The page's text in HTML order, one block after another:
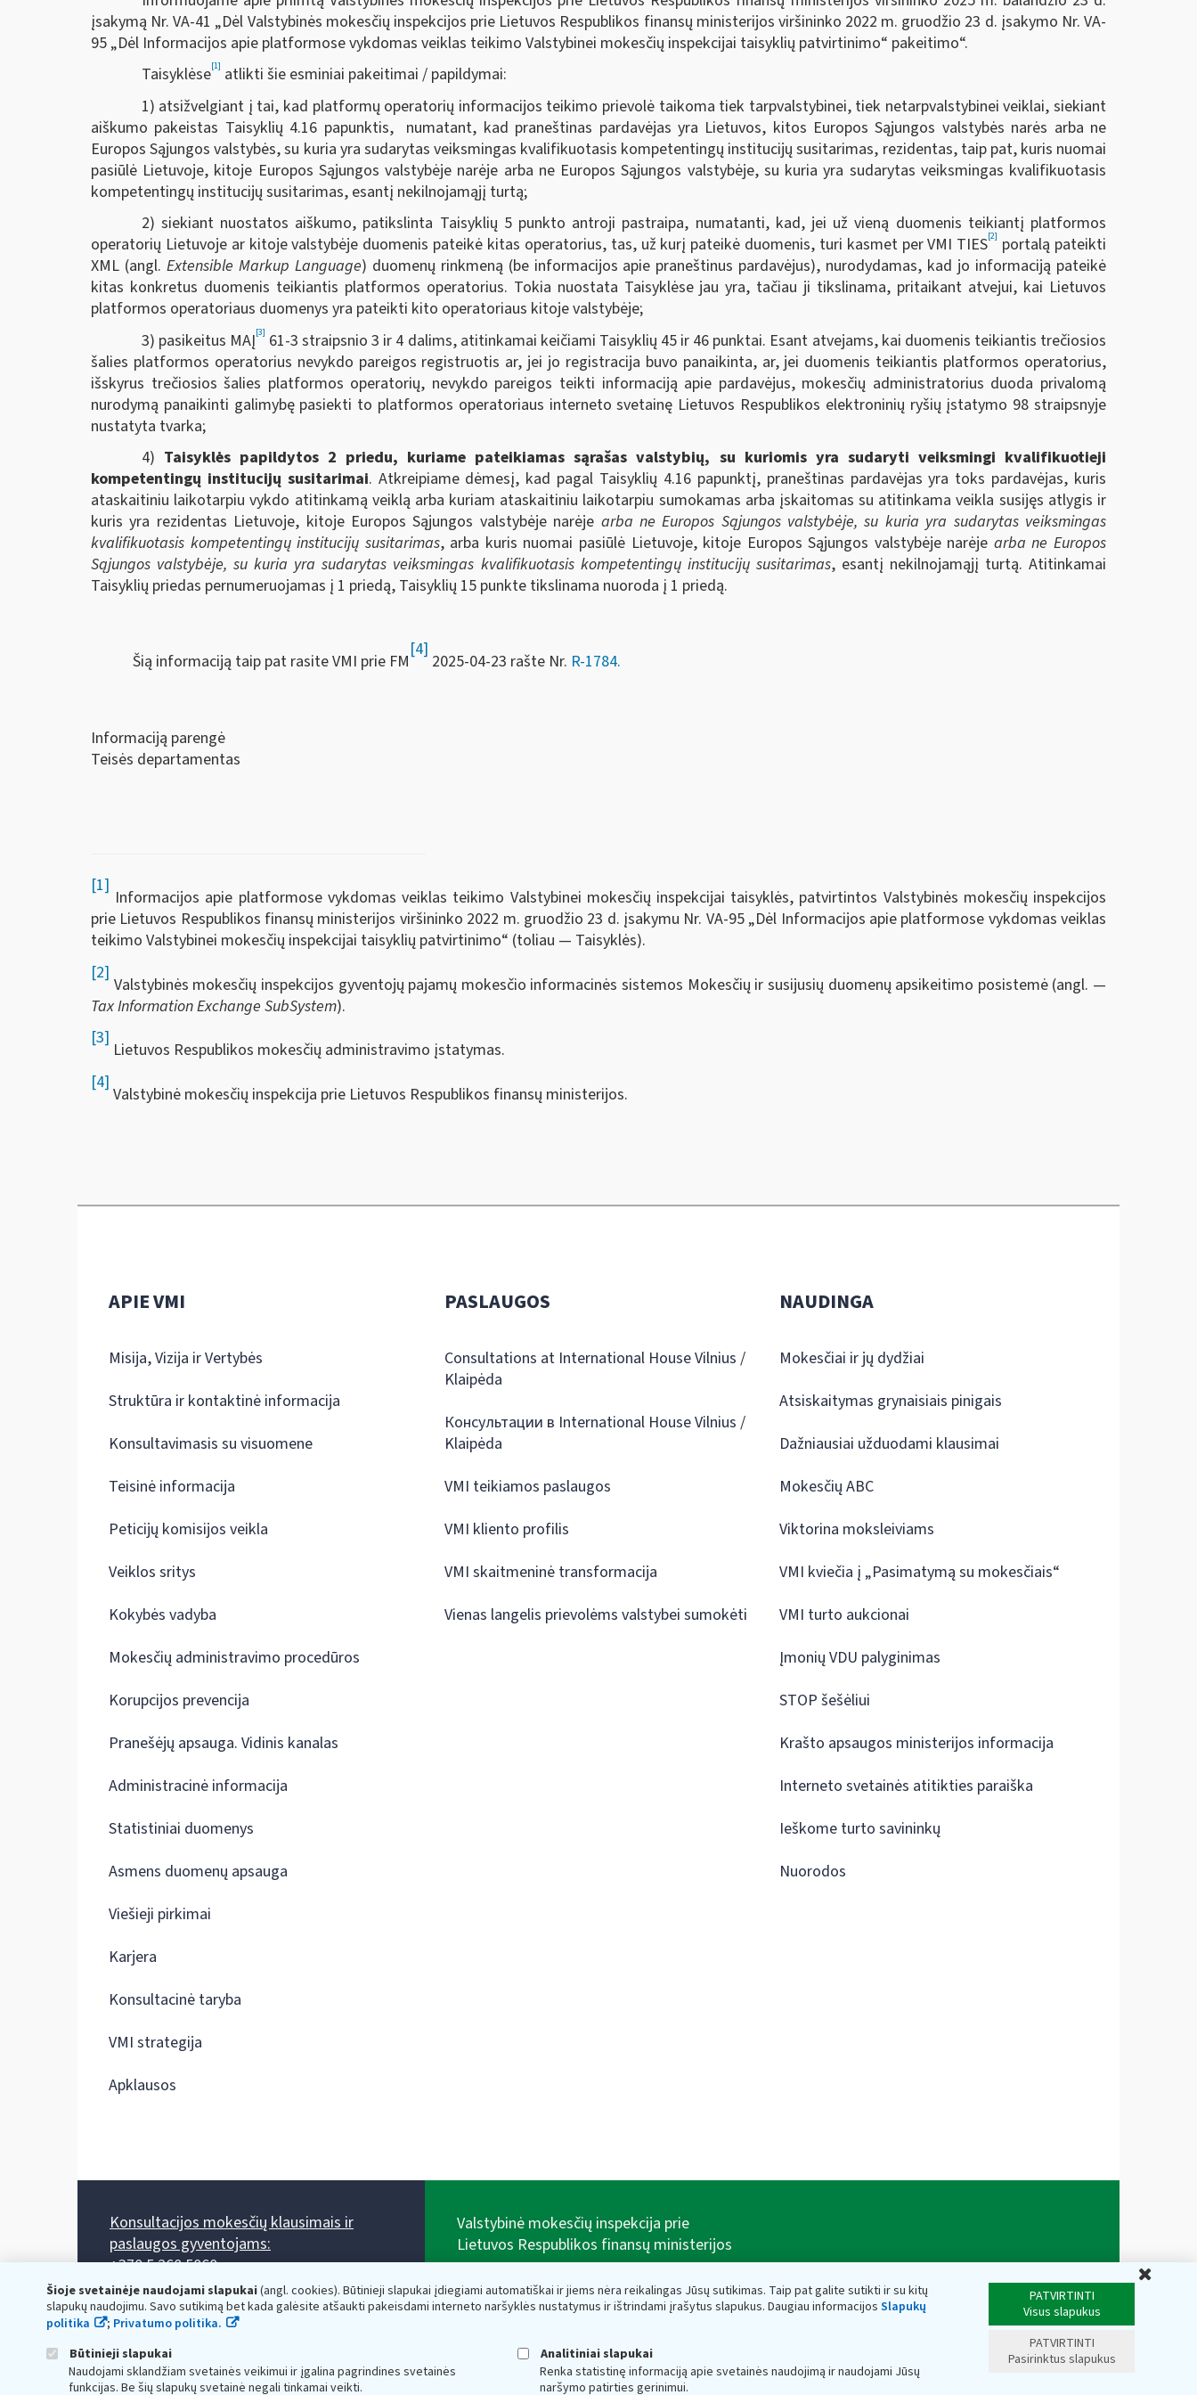
įsakymą Nr. VA-41 „Dėl Valstybinės mokesčių inspekcijos prie Lietuvos Respublikos finansų ministerijos viršininko 2022 m. gruodžio 23 d. įsakymo Nr. VA-
95 „Dėl Informacijos apie platformose vykdomas veiklas teikimo Valstybinei mokesčių inspekcijai taisyklių patvirtinimo“ pakeitimo“.
Taisyklėse[1] atlikti šie esminiai pakeitimai / papildymai:
1) atsižvelgiant į tai, kad platformų operatorių informacijos teikimo prievolė taikoma tiek tarpvalstybinei, tiek netarpvalstybinei veiklai, siekiant
aiškumo pakeistas Taisyklių 4.16 papunktis, numatant, kad praneštinas pardavėjas yra Lietuvos, kitos Europos Sąjungos valstybės narės arba ne
Europos Sąjungos valstybės, su kuria yra sudarytas veiksmingas kvalifikuotasis kompetentingų institucijų susitarimas, rezidentas, taip pat, kuris nuomai
pasiūlė Lietuvoje, kitoje Europos Sąjungos valstybėje narėje arba ne Europos Sąjungos valstybėje, su kuria yra sudarytas veiksmingas kvalifikuotasis
kompetentingų institucijų susitarimas, esantį nekilnojamąjį turtą;
2) siekiant nuostatos aiškumo, patikslinta Taisyklių 5 punkto antroji pastraipa, numatanti, kad, jei už vieną duomenis teikiantį platformos
operatorių Lietuvoje ar kitoje valstybėje duomenis pateikė kitas operatorius, tas, už kurį pateikė duomenis, turi kasmet per VMI TIES[2] portalą pateikti
XML (angl. Extensible Markup Language) duomenų rinkmeną (be informacijos apie praneštinus pardavėjus), nurodydamas, kad jo informaciją pateikė
kitas konkretus duomenis teikiantis platformos operatorius. Tokia nuostata Taisyklėse jau yra, tačiau ji tikslinama, pritaikant atvejui, kai Lietuvos
platformos operatoriaus duomenys yra pateikti kito operatoriaus kitoje valstybėje;
3) pasikeitus MAĮ[3] 61-3 straipsnio 3 ir 4 dalims, atitinkamai keičiami Taisyklių 45 ir 46 punktai. Esant atvejams, kai duomenis teikiantis trečiosios
šalies platformos operatorius nevykdo pareigos registruotis ar, jei jo registracija buvo panaikinta, ar, jei duomenis teikiantis platformos operatorius,
išskyrus trečiosios šalies platformos operatorių, nevykdo pareigos teikti informaciją apie pardavėjus, mokesčių administratorius duoda privalomą
nurodymą panaikinti galimybę pasiekti to platformos operatoriaus interneto svetainę Lietuvos Respublikos elektroninių ryšių įstatymo 98 straipsnyje
nustatyta tvarka;
4) Taisyklės papildytos 2 priedu, kuriame pateikiamas sąrašas valstybių, su kuriomis yra sudaryti veiksmingi kvalifikuotieji
kompetentingų institucijų susitarimai. Atkreipiame dėmesį, kad pagal Taisyklių 4.16 papunktį, praneštinas pardavėjas yra toks pardavėjas, kuris
ataskaitiniu laikotarpiu vykdo atitinkamą veiklą arba kuriam ataskaitiniu laikotarpiu sumokamas arba įskaitomas su atitinkama veikla susijęs atlygis ir
kuris yra rezidentas Lietuvoje, kitoje Europos Sąjungos valstybėje narėje arba ne Europos Sąjungos valstybėje, su kuria yra sudarytas veiksmingas
kvalifikuotasis kompetentingų institucijų susitarimas, arba kuris nuomai pasiūlė Lietuvoje, kitoje Europos Sąjungos valstybėje narėje arba ne Europos
Sąjungos valstybėje, su kuria yra sudarytas veiksmingas kvalifikuotasis kompetentingų institucijų susitarimas, esantį nekilnojamąjį turtą. Atitinkamai
Taisyklių priedas pernumeruojamas į 1 priedą, Taisyklių 15 punkte tikslinama nuoroda į 1 priedą.
Šią informaciją taip pat rasite VMI prie FM
[4]
2025-04-23 rašte Nr. R-1784.
Informaciją parengė
Teisės departamentas
[1]
Informacijos apie platformose vykdomas veiklas teikimo Valstybinei mokesčių inspekcijai taisyklės, patvirtintos Valstybinės mokesčių inspekcijos
prie Lietuvos Respublikos finansų ministerijos viršininko 2022 m. gruodžio 23 d. įsakymu Nr. VA-95 „Dėl Informacijos apie platformose vykdomas veiklas
teikimo Valstybinei mokesčių inspekcijai taisyklių patvirtinimo“ (toliau — Taisyklės).
[2]
Valstybinės mokesčių inspekcijos gyventojų pajamų mokesčio informacinės sistemos Mokesčių ir susijusių duomenų apsikeitimo posistemė (angl. —
Tax Information Exchange SubSystem).
[3]
Lietuvos Respublikos mokesčių administravimo įstatymas.
[4]
Valstybinė mokesčių inspekcija prie Lietuvos Respublikos finansų ministerijos.
Šioje svetainėje naudojami slapukai(angl. cookies). Būtinieji slapukai įdiegiami automatiškai ir jiems nėra reikalingas Jūsų sutikimas. Taip pat galite sutikti ir su kitų
slapukų naudojimu. Savo sutikimą bet kada galėsite atšaukti pakeisdami interneto naršyklės nustatymus ir ištrindami įrašytus slapukus. Daugiau informacijos Slapukų
politika
; Privatumo politika.
Būtinieji slapukai
Naudojami sklandžiam svetainės veikimui ir įgalina pagrindines svetainės
funkcijas. Be šių slapukų svetainė negali tinkamai veikti.
Analitiniai slapukai
Renka statistinę informaciją apie svetainės naudojimą ir naudojami Jūsų
naršymo patirties gerinimui.
PATVIRTINTI
Visus slapukus
PATVIRTINTI
Pasirinktus slapukus
APIE VMI
Misija, Vizija ir Vertybės
Struktūra ir kontaktinė informacija
Konsultavimasis su visuomene
Teisinė informacija
Peticijų komisijos veikla
Veiklos sritys
Kokybės vadyba
Mokesčių administravimo procedūros
Korupcijos prevencija
Pranešėjų apsauga. Vidinis kanalas
Administracinė informacija
Statistiniai duomenys
Asmens duomenų apsauga
Viešieji pirkimai
Karjera
Konsultacinė taryba
VMI strategija
Apklausos
PASLAUGOS
Consultations at International House Vilnius /
Klaipėda
Консультации в International House Vilnius /
Klaipėda
VMI teikiamos paslaugos
VMI kliento profilis
VMI skaitmeninė transformacija
Vienas langelis prievolėms valstybei sumokėti
NAUDINGA
Mokesčiai ir jų dydžiai
Atsiskaitymas grynaisiais pinigais
Dažniausiai užduodami klausimai
Mokesčių ABC
Viktorina moksleiviams
VMI kviečia į „Pasimatymą su mokesčiais“
VMI turto aukcionai
Įmonių VDU palyginimas
STOP šešėliui
Krašto apsaugos ministerijos informacija
Interneto svetainės atitikties paraiška
Ieškome turto savininkų
Nuorodos
Konsultacijos mokesčių klausimais ir
paslaugos gyventojams:
+370 5 260 5060
Darbo laikas: I-IV 8.00-17.00, V 8.00-15.45.
Prieššventinę dieną - viena valanda trumpiau.
Kiekvieno mėnesio antrą penktadienį 8.00 val. - 12.00 val.
Mano VMI
Valstybinė mokesčių inspekcija prie
Lietuvos Respublikos finansų ministerijos
adresas: Vasario 16-osios g. 14, 01107 Vilnius, Lietuva,
el.paštas:vmi@vmi.lt, E. pristatymo dėžutės adresas
Lietuvos Respublikos finansų ministerijos kaupiami ir
saugomi Juridinių asmenų registre